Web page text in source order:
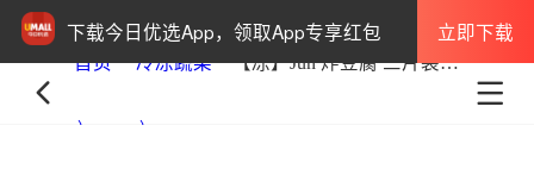
下载今日优选App，领取App专享红包 立即下载
首页 冷冻蔬菜 【冻】Jun 炸豆腐 三片装 45g